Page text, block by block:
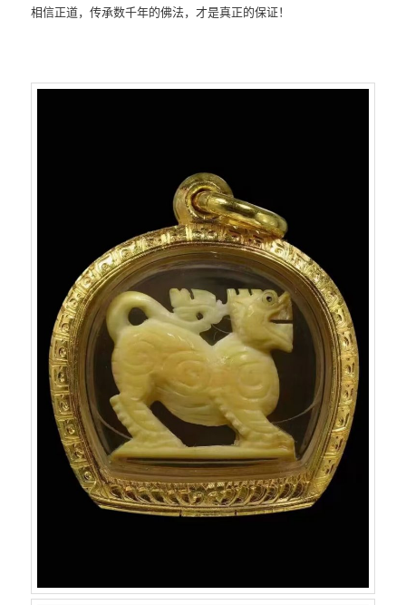
相‮正信‬道，传承数千‮的年‬佛法，才是真‮的正‬保证！